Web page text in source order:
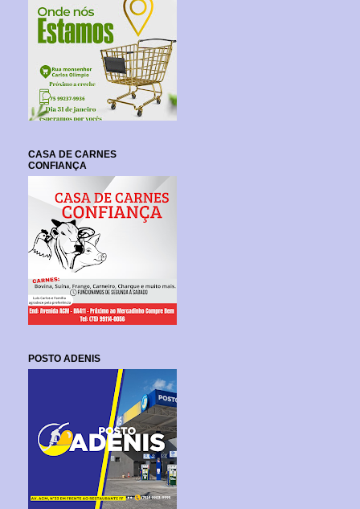
CASA DE CARNES
CONFIANÇA
POSTO ADENIS